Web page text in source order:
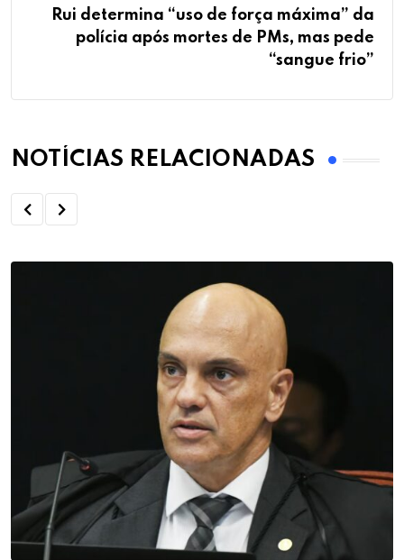
Rui determina “uso de força máxima” da
polícia após mortes de PMs, mas pede
“sangue frio”
NOTÍCIAS RELACIONADAS